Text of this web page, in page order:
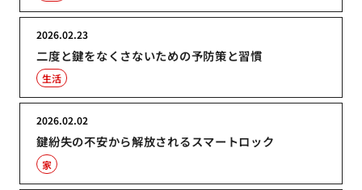
二度と鍵をなくさないための予防策と習慣
2026.02.23
生活
鍵紛失の不安から解放されるスマートロック
2026.02.02
家